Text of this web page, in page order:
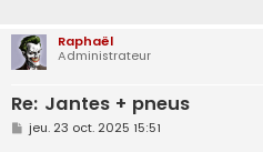
Raphaël
Administrateur
Re: Jantes + pneus
M
e
jeu. 23 oct. 2025 15:51